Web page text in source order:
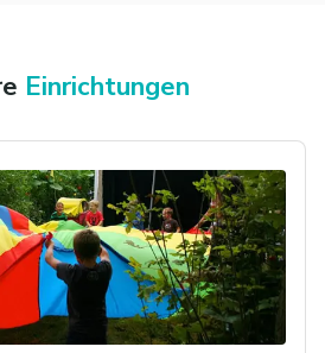
Einrichtungen